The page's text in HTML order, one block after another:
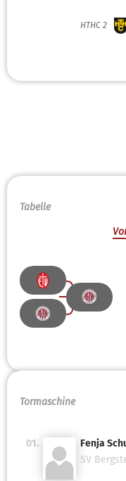
HTHC 2
Tabelle
Tormaschine
01.
Fenja
SV